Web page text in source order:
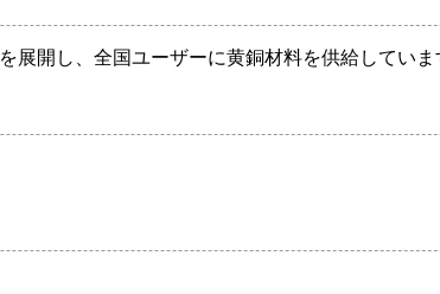
開し、全国ユーザーに黄銅材料を供給していま